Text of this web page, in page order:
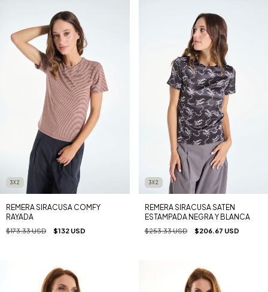
3X2
REMERA SIRACUSA COMFY
RAYADA
$173.33 USD $132 USD
3X2
REMERA SIRACUSA SATEN
ESTAMPADA NEGRA Y BLANCA
$253.33 USD $206.67 USD